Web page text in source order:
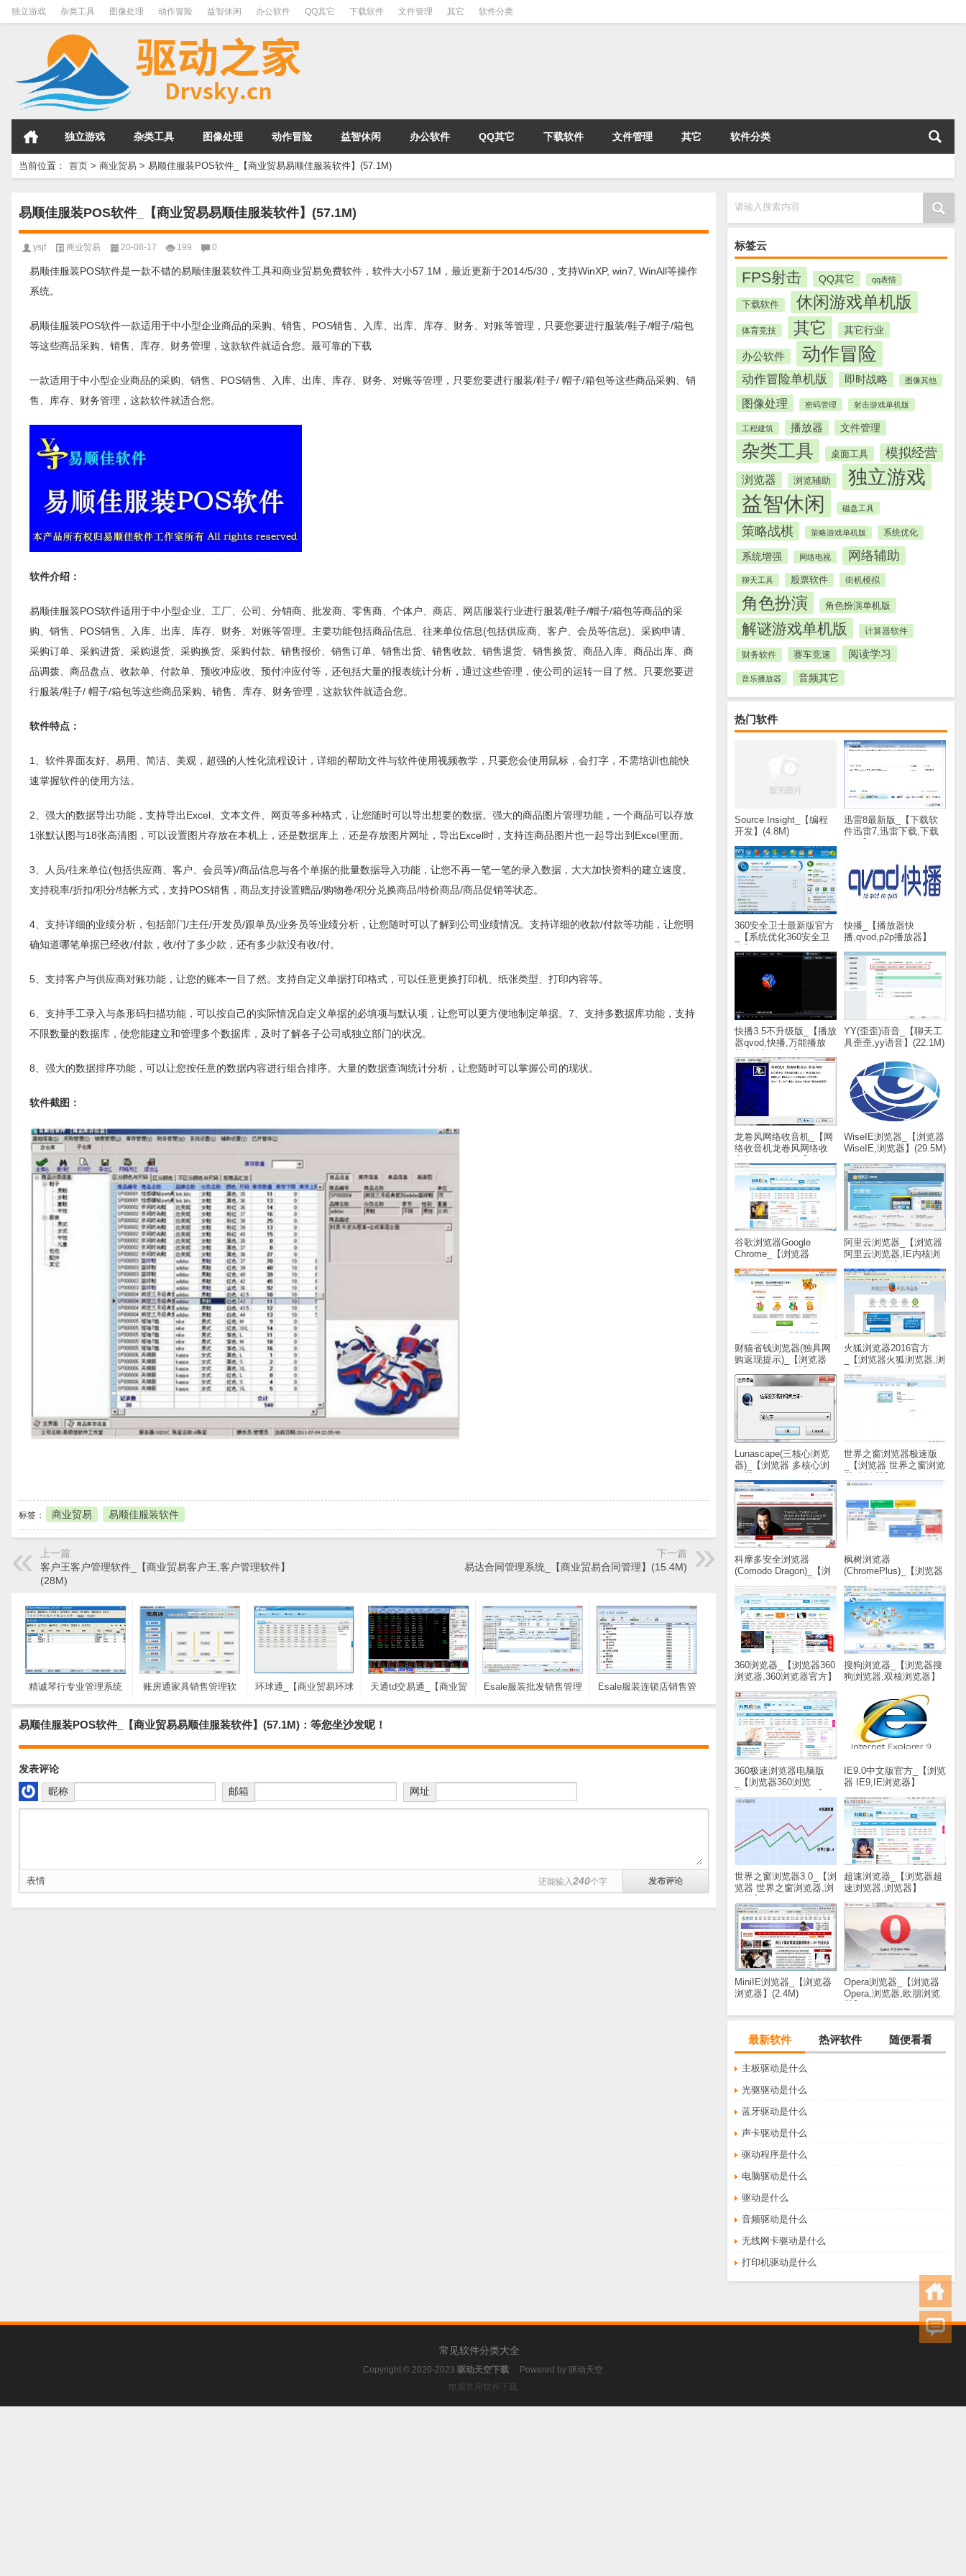
独立游戏 杂类工具 图像处理 动作冒险 益智休闲 办公软件 QQ其它 下载软件 文件管理 其它 软件分类
独立游戏 杂类工具 图像处理 动作冒险 益智休闲 办公软件 QQ其它 下载软件 文件管理 其它 软件分类
当前位置： 首页 > 商业贸易 > 易顺佳服装POS软件_【商业贸易易顺佳服装软件】(57.1M)
请输入搜索内容
标签云
FPS射击 QQ其它 qq表情
下载软件 休闲游戏单机版
体育竞技 其它 其它行业
办公软件 动作冒险
动作冒险单机版 即时战略 图像其他
图像处理 密码管理 射击游戏单机版
工程建筑 播放器 文件管理
杂类工具 桌面工具 模拟经营
浏览器 浏览辅助 独立游戏
益智休闲 磁盘工具
策略战棋 策略游戏单机版 系统优化
系统增强 网络电视 网络辅助
聊天工具 股票软件 街机模拟
角色扮演 角色扮演单机版
解谜游戏单机版 计算器软件
财务软件 赛车竞速 阅读学习
音乐播放器 音频其它
热门软件
Source Insight_【编程
开发】(4.8M)
迅雷8最新版_【下载软
件迅雷7,迅雷下载,下载
360安全卫士最新版官方
_【系统优化360安全卫
快播_【播放器快
播,qvod,p2p播放器】
快播3.5不升级版_【播放
器qvod,快播,万能播放
YY(歪歪)语音_【聊天工
具歪歪,yy语音】(22.1M)
龙卷风网络收音机_【网
络收音机龙卷风网络收
(1.8M)
WiseIE浏览器_【浏览器
WiseIE,浏览器】(29.5M)
谷歌浏览器Google
Chrome_【浏览器
器】(43.8M)
阿里云浏览器_【浏览器
阿里云浏览器,IE内核浏
财猫省钱浏览器(独具网
购返现提示)_【浏览器
(1.5M)
火狐浏览器2016官方
_【浏览器火狐浏览器,浏
Lunascape(三核心浏览
器)_【浏览器 多核心浏
器】(25.8M)
世界之窗浏览器极速版
_【浏览器 世界之窗浏览
科摩多安全浏览器
(Comodo Dragon)_【浏
摩多浏览器】(52.9M)
枫树浏览器
(ChromePlus)_【浏览器
器】(37.6M)
360浏览器_【浏览器360
浏览器,360浏览器官方】
搜狗浏览器_【浏览器搜
狗浏览器,双核浏览器】
360极速浏览器电脑版
_【浏览器360浏览
(38.8M)
IE9.0中文版官方_【浏览
器 IE9,IE浏览器】
世界之窗浏览器3.0_【浏
览器 世界之窗浏览器,浏
超速浏览器_【浏览器超
速浏览器,浏览器】
MiniIE浏览器_【浏览器
浏览器】(2.4M)
Opera浏览器_【浏览器
Opera,浏览器,欧朋浏览
最新软件 热评软件 随便看看
主板驱动是什么
光驱驱动是什么
蓝牙驱动是什么
声卡驱动是什么
驱动程序是什么
电脑驱动是什么
驱动是什么
音频驱动是什么
无线网卡驱动是什么
打印机驱动是什么
易顺佳服装POS软件_【商业贸易易顺佳服装软件】(57.1M)
ysjf 商业贸易 20-08-17 199 0
易顺佳服装POS软件是一款不错的易顺佳服装软件工具和商业贸易免费软件，软件大小57.1M，最近更新于2014/5/30，支持WinXP, win7, WinAll等操作
系统。
易顺佳服装POS软件一款适用于中小型企业商品的采购、销售、POS销售、入库、出库、库存、财务、对账等管理，只要您要进行服装/鞋子/帽子/箱包
等这些商品采购、销售、库存、财务管理，这款软件就适合您。最可靠的下载
一款适用于中小型企业商品的采购、销售、POS销售、入库、出库、库存、财务、对账等管理，只要您要进行服装/鞋子/ 帽子/箱包等这些商品采购、销
售、库存、财务管理，这款软件就适合您。
软件介绍：
易顺佳服装POS软件适用于中小型企业、工厂、公司、分销商、批发商、零售商、个体户、商店、网店服装行业进行服装/鞋子/帽子/箱包等商品的采
购、销售、POS销售、入库、出库、库存、财务、对账等管理。主要功能包括商品信息、往来单位信息(包括供应商、客户、会员等信息)、采购申请、
采购订单、采购进货、采购退货、采购换货、采购付款、销售报价、销售订单、销售出货、销售收款、销售退货、销售换货、商品入库、商品出库、商
品调拨、商品盘点、收款单、付款单、预收冲应收、预付冲应付等，还包括大量的报表统计分析，通过这些管理，使公司的运转一目了然。只要您要进
行服装/鞋子/ 帽子/箱包等这些商品采购、销售、库存、财务管理，这款软件就适合您。
软件特点：
1、软件界面友好、易用、简洁、美观，超强的人性化流程设计，详细的帮助文件与软件使用视频教学，只要您会使用鼠标，会打字，不需培训也能快
速掌握软件的使用方法。
2、强大的数据导出功能，支持导出Excel、文本文件、网页等多种格式，让您随时可以导出想要的数据。强大的商品图片管理功能，一个商品可以存放
1张默认图与18张高清图，可以设置图片存放在本机上，还是数据库上，还是存放图片网址，导出Excel时，支持连商品图片也一起导出到Excel里面。
3、人员/往来单位(包括供应商、客户、会员等)/商品信息与各个单据的批量数据导入功能，让您不再一笔一笔的录入数据，大大加快资料的建立速度。
支持税率/折扣/积分/结帐方式，支持POS销售，商品支持设置赠品/购物卷/积分兑换商品/特价商品/商品促销等状态。
4、支持详细的业绩分析，包括部门/主任/开发员/跟单员/业务员等业绩分析，让您随时可以了解到公司业绩情况。支持详细的收款/付款等功能，让您明
确知道哪笔单据已经收/付款，收/付了多少款，还有多少款没有收/付。
5、支持客户与供应商对账功能，让您的账本一目了然。支持自定义单据打印格式，可以任意更换打印机、纸张类型、打印内容等。
6、支持手工录入与条形码扫描功能，可以按自己的实际情况自定义单据的必填项与默认项，让您可以更方便地制定单据。7、支持多数据库功能，支持
不限数量的数据库，使您能建立和管理多个数据库，及时了解各子公司或独立部门的状况。
8、强大的数据排序功能，可以让您按任意的数据内容进行组合排序。大量的数据查询统计分析，让您随时可以掌握公司的现状。
软件截图：
标签： 商业贸易 易顺佳服装软件
上一篇
客户王客户管理软件_【商业贸易客户王,客户管理软件】
(28M)
下一篇
易达合同管理系统_【商业贸易合同管理】(15.4M)
精诚琴行专业管理系统
(7.0M)
账房通家具销售管理软
(11.6M)
环球通_【商业贸易环球
天通td交易通_【商业贸
Esale服装批发销售管理
Esale服装连锁店销售管
易顺佳服装POS软件_【商业贸易易顺佳服装软件】(57.1M)：等您坐沙发呢！
发表评论
昵称
邮箱 网址
表情 还能输入240个字
常见软件分类大全
Copyright © 2020-2023 驱动天空下载 Powered by 驱动天空
电脑常用软件下载